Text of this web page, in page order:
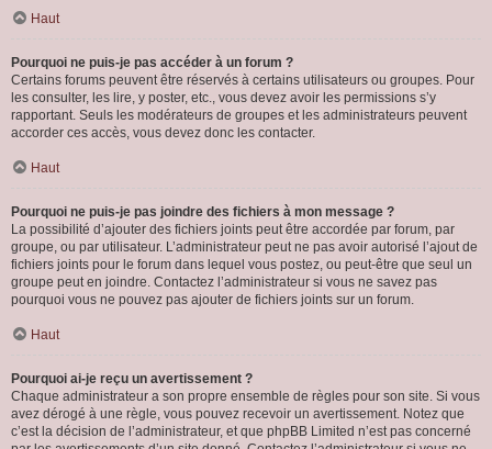
Haut
Pourquoi ne puis-je pas accéder à un forum ?
Certains forums peuvent être réservés à certains utilisateurs ou groupes. Pour
les consulter, les lire, y poster, etc., vous devez avoir les permissions s’y
rapportant. Seuls les modérateurs de groupes et les administrateurs peuvent
accorder ces accès, vous devez donc les contacter.
Haut
Pourquoi ne puis-je pas joindre des fichiers à mon message ?
La possibilité d’ajouter des fichiers joints peut être accordée par forum, par
groupe, ou par utilisateur. L’administrateur peut ne pas avoir autorisé l’ajout de
fichiers joints pour le forum dans lequel vous postez, ou peut-être que seul un
groupe peut en joindre. Contactez l’administrateur si vous ne savez pas
pourquoi vous ne pouvez pas ajouter de fichiers joints sur un forum.
Haut
Pourquoi ai-je reçu un avertissement ?
Chaque administrateur a son propre ensemble de règles pour son site. Si vous
avez dérogé à une règle, vous pouvez recevoir un avertissement. Notez que
c’est la décision de l’administrateur, et que phpBB Limited n’est pas concerné